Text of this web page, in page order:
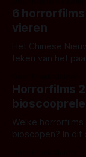
op die dag naar
horrorkomedie
het lachen?
6 horrorfilms
vieren
Het Chinese
teken van het
het paard in de
Horrorfilms
Welke
bioscopen? In dit